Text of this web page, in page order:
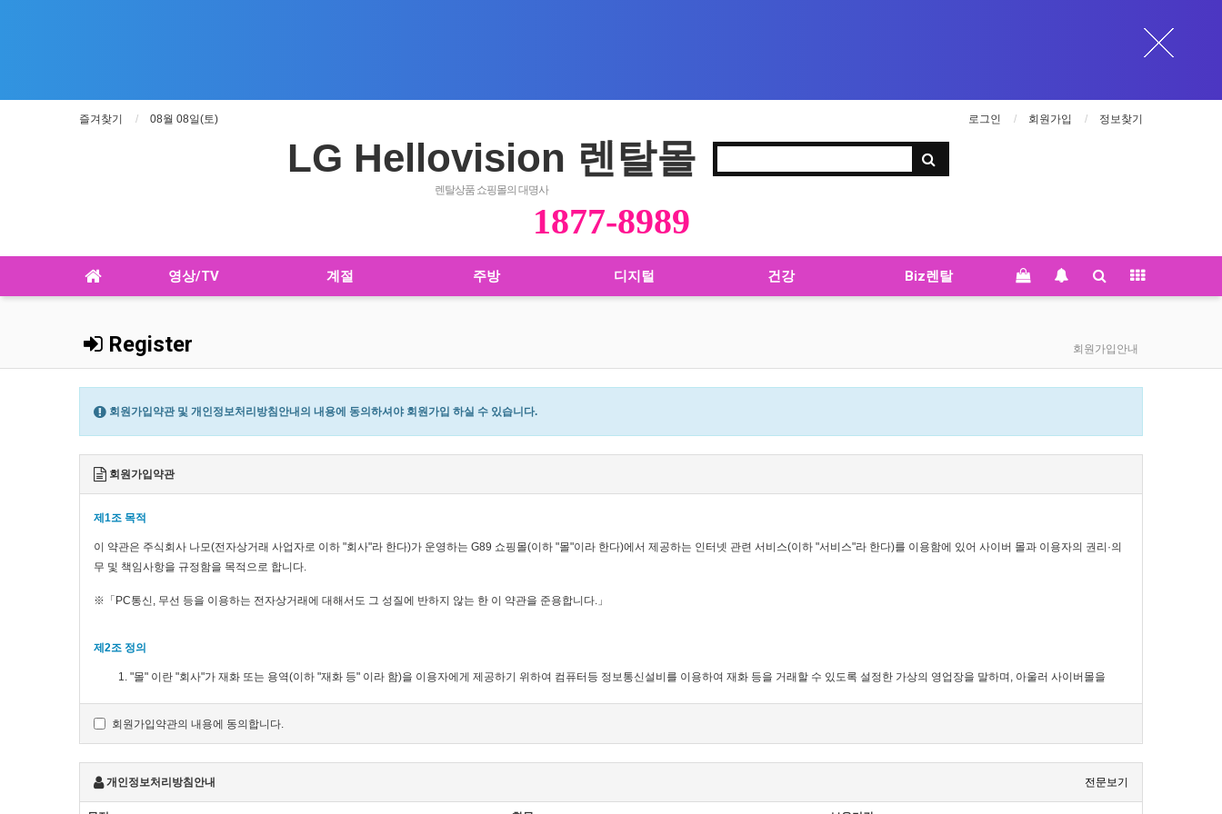
즐겨찾기 08월 08일(토) 로그인 회원가입 정보찾기
LG Hellovision 렌탈몰
렌탈상품 쇼핑몰의 대명사
1877-8989
영상/TV 계절 주방 디지털 건강 Biz렌탈
Register 회원가입안내
회원가입약관 및 개인정보처리방침안내의 내용에 동의하셔야 회원가입 하실 수 있습니다.
회원가입약관
제1조 목적
이 약관은 주식회사 나모(전자상거래 사업자로 이하 "회사"라 한다)가 운영하는 G89 쇼핑몰(이하 "몰"이라 한다)에서 제공하는 인터넷 관련 서비스(이하 "서비스"라 한다)를 이용함에 있어 사이버 몰과 이용자의 권리·의
무 및 책임사항을 규정함을 목적으로 합니다.
※「PC통신, 무선 등을 이용하는 전자상거래에 대해서도 그 성질에 반하지 않는 한 이 약관을 준용합니다.」
제2조 정의
"몰" 이란 "회사"가 재화 또는 용역(이하 "재화 등" 이라 함)을 이용자에게 제공하기 위하여 컴퓨터등 정보통신설비를 이용하여 재화 등을 거래할 수 있도록 설정한 가상의 영업장을 말하며, 아울러 사이버몰을
"이용자"란 "몰"에 접속하여 이 약관에 따라 "몰"이 제공하는 서비스를 받는 회원 및 비회원을 말합니다.
제3조 약관 등의 명시와 설명 및 개정
회원가입약관의 내용에 동의합니다.
전문보기
개인정보처리방침안내